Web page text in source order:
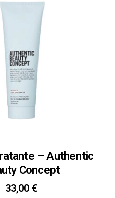
– Authentic
Concept
33,00 €